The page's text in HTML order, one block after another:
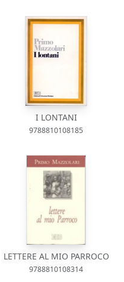
I LONTANI
9788810108185
LETTERE AL MIO PARROCO
9788810108314